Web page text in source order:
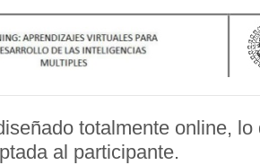
totalmente online, lo
al participante.